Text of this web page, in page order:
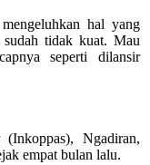
hal yang
sudah tidak kuat. Mau
seperti dilansir
Ngadiran,
empat bulan lalu.